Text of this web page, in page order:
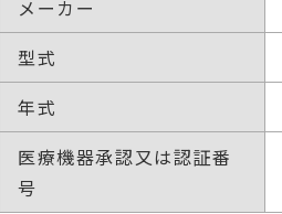
メーカー
型式
年式
医療機器承認又は認証番
号